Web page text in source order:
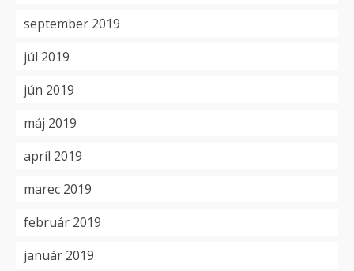
september 2019
júl 2019
jún 2019
máj 2019
apríl 2019
marec 2019
február 2019
január 2019